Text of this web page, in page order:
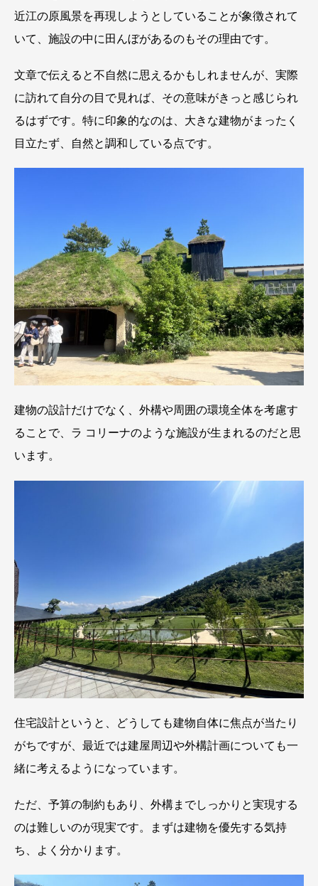
近江の原風景を再現しようとしていることが象徴されて
いて、施設の中に田んぼがあるのもその理由です。
文章で伝えると不自然に思えるかもしれませんが、実際
に訪れて自分の目で見れば、その意味がきっと感じられ
るはずです。特に印象的なのは、大きな建物がまったく
目立たず、自然と調和している点です。
建物の設計だけでなく、外構や周囲の環境全体を考慮す
ることで、ラ コリーナのような施設が生まれるのだと思
います。
住宅設計というと、どうしても建物自体に焦点が当たり
がちですが、最近では建屋周辺や外構計画についても一
緒に考えるようになっています。
ただ、予算の制約もあり、外構までしっかりと実現する
のは難しいのが現実です。まずは建物を優先する気持
ち、よく分かります。